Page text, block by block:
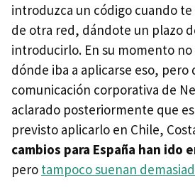
introduzca un código cuando
de otra red, dándote un plazo
introducirlo. En su momento
dónde iba a aplicarse eso, pero
comunicación corporativa de
aclarado posteriormente que
previsto aplicarlo en Chile,
cambios para España han ido
pero tampoco suenan